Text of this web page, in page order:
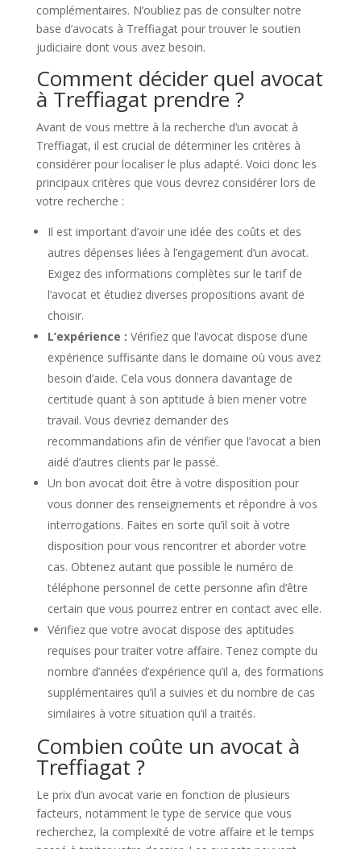
complémentaires. N’oubliez pas de consulter notre
base d’avocats à Treffiagat pour trouver le soutien
judiciaire dont vous avez besoin.
Comment décider quel avocat
à Treffiagat prendre ?
Avant de vous mettre à la recherche d’un avocat à
Treffiagat, il est crucial de déterminer les critères à
considérer pour localiser le plus adapté. Voici donc les
principaux critères que vous devrez considérer lors de
votre recherche :
Il est important d’avoir une idée des coûts et des
autres dépenses liées à l’engagement d’un avocat.
Exigez des informations complètes sur le tarif de
l’avocat et étudiez diverses propositions avant de
choisir.
L’expérience : Vérifiez que l’avocat dispose d’une
expérience suffisante dans le domaine où vous avez
besoin d’aide. Cela vous donnera davantage de
certitude quant à son aptitude à bien mener votre
travail. Vous devriez demander des
recommandations afin de vérifier que l’avocat a bien
aidé d’autres clients par le passé.
Un bon avocat doit être à votre disposition pour
vous donner des renseignements et répondre à vos
interrogations. Faites en sorte qu’il soit à votre
disposition pour vous rencontrer et aborder votre
cas. Obtenez autant que possible le numéro de
téléphone personnel de cette personne afin d’être
certain que vous pourrez entrer en contact avec elle.
Vérifiez que votre avocat dispose des aptitudes
requises pour traiter votre affaire. Tenez compte du
nombre d’années d’expérience qu’il a, des formations
supplémentaires qu’il a suivies et du nombre de cas
similaires à votre situation qu’il a traités.
Combien coûte un avocat à
Treffiagat ?
Le prix d’un avocat varie en fonction de plusieurs
facteurs, notamment le type de service que vous
recherchez, la complexité de votre affaire et le temps